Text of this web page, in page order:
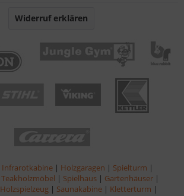
Widerruf erklären
Infrarotkabine | Holzgaragen | Spielturm |
Teakholzmöbel | Spielhaus | Gartenhäuser |
Holzspielzeug | Saunakabine | Kletterturm |